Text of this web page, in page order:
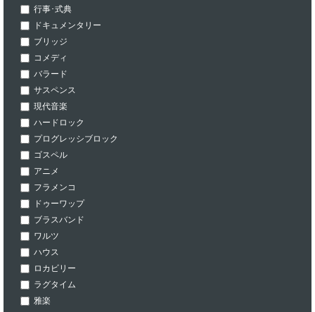
行事･式典
ドキュメンタリー
ブリッジ
コメディ
バラード
サスペンス
現代音楽
ハードロック
プログレッシブロック
ゴスペル
アニメ
フラメンコ
ドゥーワップ
ブラスバンド
ワルツ
ハウス
ロカビリー
ラグタイム
雅楽